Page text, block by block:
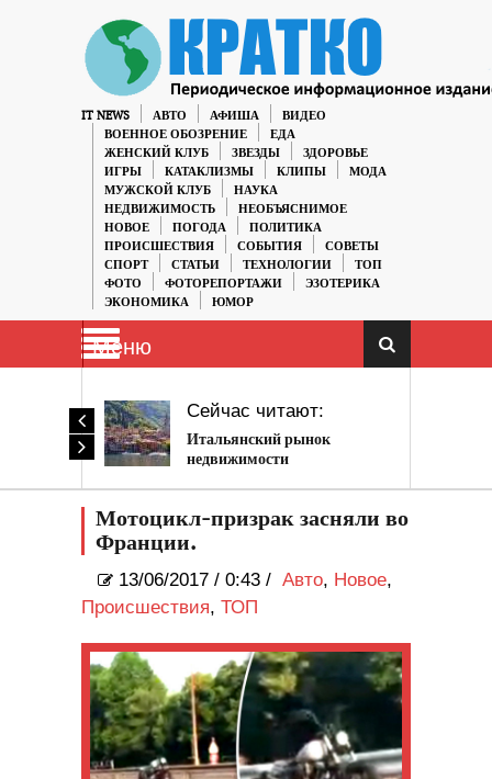
IT NEWS АВТО АФИША
ВИДЕО
ВОЕННОЕ ОБОЗРЕНИЕ
ЕДА
ЖЕНСКИЙ КЛУБ
ЗВЕЗДЫ
ЗДОРОВЬЕ
ИГРЫ
КАТАКЛИЗМЫ КЛИПЫ
МОДА
МУЖСКОЙ КЛУБ
НАУКА
НЕДВИЖИМОСТЬ
НЕОБЪЯСНИМОЕ
НОВОЕ
ПОГОДА
ПОЛИТИКА
ПРОИСШЕСТВИЯ
СОБЫТИЯ
СОВЕТЫ
СПОРТ
СТАТЬИ ТЕХНОЛОГИИ
ТОП
ФОТО
ФОТОРЕПОРТАЖИ
ЭЗОТЕРИКА
ЭКОНОМИКА
ЮМОР
Меню
Сейчас читают:
Итальянский рынок
недвижимости
Мотоцикл-призрак засняли во
Франции.
13/06/2017 / 0:43 / Авто, Новое,
Происшествия, ТОП